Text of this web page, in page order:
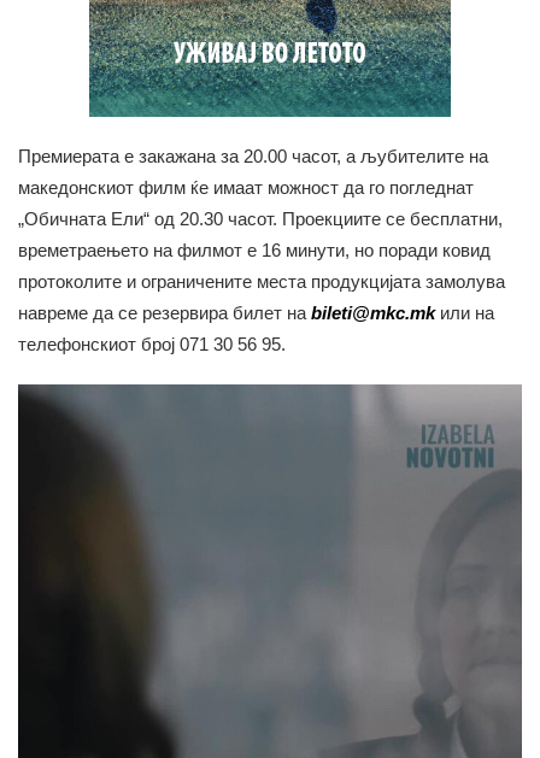
Премиерата е закажана за 20.00 часот, а љубителите на
македонскиот филм ќе имаат можност да го погледнат
„Обичната Ели“ од 20.30 часот. Проекциите се бесплатни,
времетраењето на филмот е 16 минути, но поради ковид
протоколите и ограничените места продукцијата замолува
навреме да се резервира билет на bileti@mkc.mkили на
телефонскиот број 071 30 56 95.